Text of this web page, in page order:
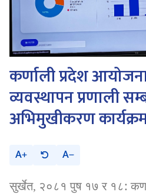
कर्णाली प्रदेश
व्यवस्थापन प्रणाली
अभिमुखीकरण
A A
सुर्खेत, २०८१ पुष १७ र १८: